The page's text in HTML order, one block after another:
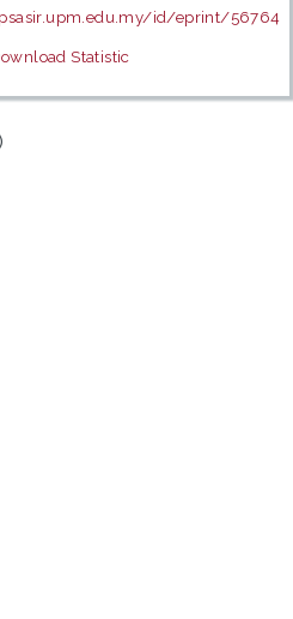
id/eprint/56764
Statistic